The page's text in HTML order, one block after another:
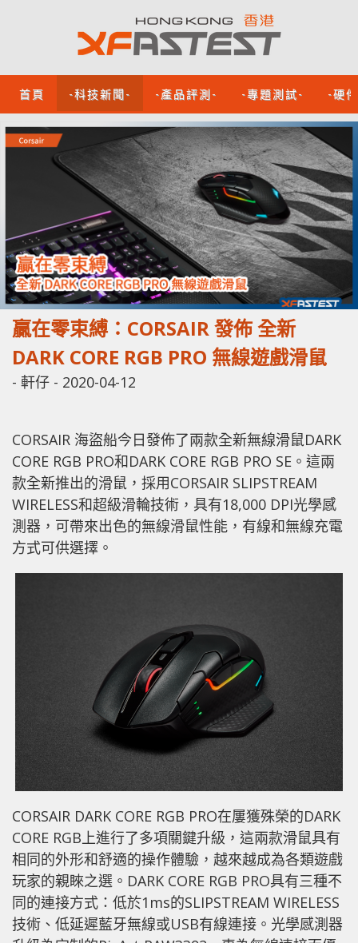
首頁 -科技新聞- -產品評測- -專題測試- -硬
贏在零束縛：CORSAIR 發佈 全新
DARK CORE RGB PRO 無線遊戲滑鼠
- 軒仔 - 2020-04-12
CORSAIR 海盜船今日發佈了兩款全新無線滑鼠DARK
CORE RGB PRO和DARK CORE RGB PRO SE。這兩
款全新推出的滑鼠，採用CORSAIR SLIPSTREAM
WIRELESS和超級滑輪技術，具有18,000 DPI光學感
測器，可帶來出色的無線滑鼠性能，有線和無線充電
方式可供選擇。
CORSAIR DARK CORE RGB PRO在屢獲殊榮的DARK
CORE RGB上進行了多項關鍵升級，這兩款滑鼠具有
相同的外形和舒適的操作體驗，越來越成為各類遊戲
玩家的親睞之選。DARK CORE RGB PRO具有三種不
同的連接方式：低於1ms的SLIPSTREAM WIRELESS
技術、低延遲藍牙無線或USB有線連接。光學感測器